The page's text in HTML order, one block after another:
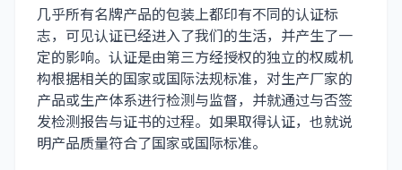
几乎所有名牌产品的包装上都印有不同的认证标
志，可见认证已经进入了我们的生活，并产生了一
定的影响。认证是由第三方经授权的独立的权威机
构根据相关的国家或国际法规标准，对生产厂家的
产品或生产体系进行检测与监督，并就通过与否签
发检测报告与证书的过程。如果取得认证，也就说
明产品质量符合了国家或国际标准。